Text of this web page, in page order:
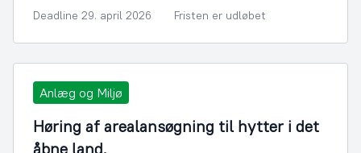
Deadline 29. april 2026 Fristen er udløbet
Anlæg og Miljø
Høring af arealansøgning til hytter i det
åbne land.